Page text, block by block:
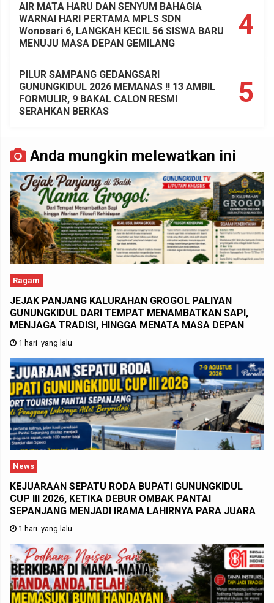
4
AIR MATA HARU DAN SENYUM BAHAGIA
WARNAI HARI PERTAMA MPLS SDN
Wonosari 6, LANGKAH KECIL 56 SISWA BARU
MENUJU MASA DEPAN GEMILANG
5
PILUR SAMPANG GEDANGSARI
GUNUNGKIDUL 2026 MEMANAS !! 13 AMBIL
FORMULIR, 9 BAKAL CALON RESMI
SERAHKAN BERKAS
Anda mungkin melewatkan ini
Ragam
JEJAK PANJANG KALURAHAN GROGOL PALIYAN
GUNUNGKIDUL DARI TEMPAT MENAMBATKAN SAPI,
MENJAGA TRADISI, HINGGA MENATA MASA DEPAN
1 hari yang lalu
News
KEJUARAAN SEPATU RODA BUPATI GUNUNGKIDUL
CUP III 2026, KETIKA DEBUR OMBAK PANTAI
SEPANJANG MENJADI IRAMA LAHIRNYA PARA JUARA
1 hari yang lalu